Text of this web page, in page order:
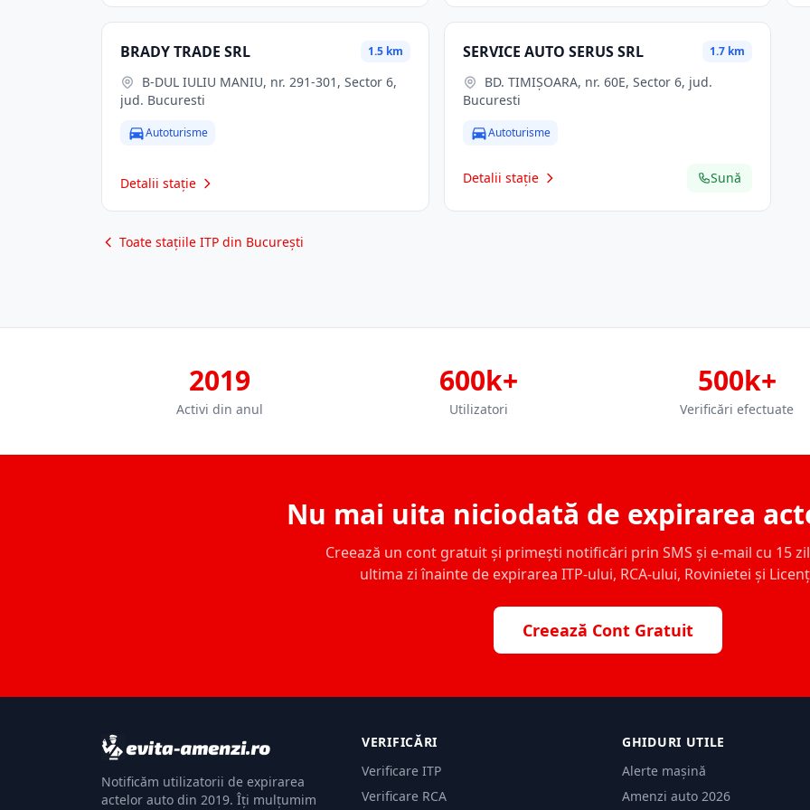
BRADY TRADE SRL 1.5 km
jud. Bucuresti
Autoturisme
Detalii stație
SERVICE AUTO SERUS SRL 1.7 km
Bucuresti
Autoturisme
Detalii stație Sună
Toate stațiile ITP din București
2019
Activi din anul
600k+
Utilizatori
500k+
Verificări efectuate
Nu mai uita niciodată de expirarea
Creează un cont gratuit și primești notificări prin SMS și e-mail cu 15
ultima zi înainte de expirarea ITP-ului, RCA-ului, Rovinietei și
Creează Cont Gratuit
Notificăm utilizatorii de expirarea
actelor auto din 2019. Îți mulțumim
VERIFICĂRI
Verificare ITP
Verificare RCA
GHIDURI UTILE
Alerte mașină
Amenzi auto 2026